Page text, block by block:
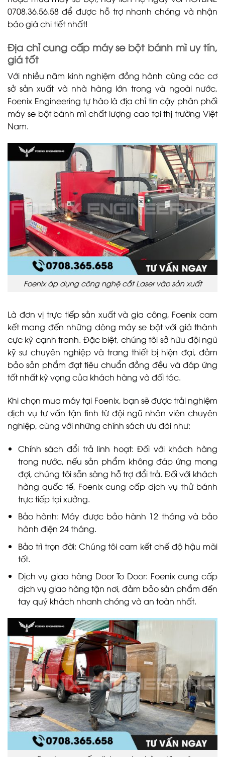
0708.36.56.58 để được hỗ trợ nhanh chóng và nhận
báo giá chi tiết nhất!
Địa chỉ cung cấp máy se bột bánh mì uy tín,
giá tốt
Với nhiều năm kinh nghiệm đồng hành cùng các cơ
sở sản xuất và nhà hàng lớn trong và ngoài nước,
Foenix Engineering tự hào là địa chỉ tin cậy phân phối
máy se bột bánh mì chất lượng cao tại thị trường Việt
Nam.
Foenix áp dụng công nghệ cắt Laser vào sản xuất
Là đơn vị trực tiếp sản xuất và gia công, Foenix cam
kết mang đến những dòng máy se bột với giá thành
cực kỳ cạnh tranh. Đặc biệt, chúng tôi sở hữu đội ngũ
kỹ sư chuyên nghiệp và trang thiết bị hiện đại, đảm
bảo sản phẩm đạt tiêu chuẩn đồng đều và đáp ứng
tốt nhất kỳ vọng của khách hàng và đối tác.
Khi chọn mua máy tại Foenix, bạn sẽ được trải nghiệm
dịch vụ tư vấn tận tình từ đội ngũ nhân viên chuyên
nghiệp, cùng với những chính sách ưu đãi như:
Chính sách đổi trả linh hoạt: Đối với khách hàng
trong nước, nếu sản phẩm không đáp ứng mong
đợi, chúng tôi sẵn sàng hỗ trợ đổi trả. Đối với khách
hàng quốc tế, Foenix cung cấp dịch vụ thử bánh
trực tiếp tại xưởng.
Bảo hành: Máy được bảo hành 12 tháng và bảo
hành điện 24 tháng.
Bảo trì trọn đời: Chúng tôi cam kết chế độ hậu mãi
tốt.
Dịch vụ giao hàng Door To Door: Foenix cung cấp
dịch vụ giao hàng tận nơi, đảm bảo sản phẩm đến
tay quý khách nhanh chóng và an toàn nhất.